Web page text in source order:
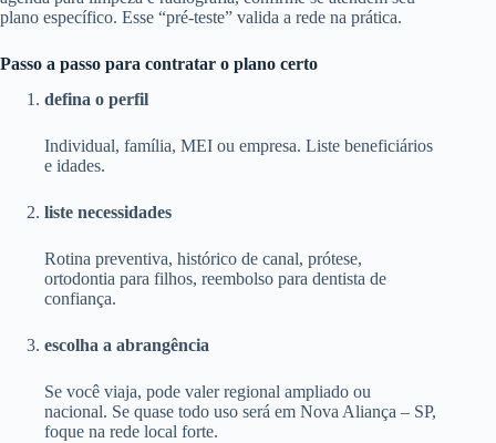
plano específico. Esse “pré-teste” valida a rede na prática.
Passo a passo para contratar o plano certo
defina o perfil
Individual, família, MEI ou empresa. Liste beneficiários
e idades.
liste necessidades
Rotina preventiva, histórico de canal, prótese,
ortodontia para filhos, reembolso para dentista de
confiança.
escolha a abrangência
Se você viaja, pode valer regional ampliado ou
nacional. Se quase todo uso será em Nova Aliança – SP,
foque na rede local forte.